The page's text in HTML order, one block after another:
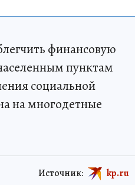
финансовую
пунктам
социальной
на многодетные
Источник: kp.ru